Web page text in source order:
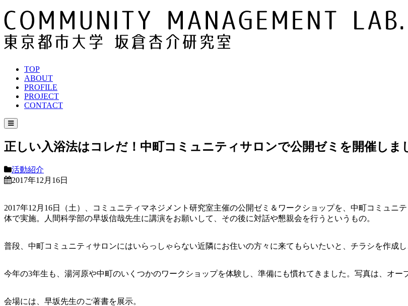
TOP
ABOUT
PROFILE
PROJECT
CONTACT
正しい入浴法はコレだ！中町コミュニティサロンで公開ゼミを開催しま
活動紹介
2017年12月16日
2017年12月16日（土）、コミュニティマネジメント研究室主催の公開ゼミ＆ワークショップを、中町コミュ
体で実施。人間科学部の早坂信哉先生に講演をお願いして、その後に対話や懇親会を行うというもの。
普段、中町コミュニティサロンにはいらっしゃらない近隣にお住いの方々に来てもらいたいと、チラシを作成
今年の3年生も、湯河原や中町のいくつかのワークショップを体験し、準備にも慣れてきました。写真は、オー
会場には、早坂先生のご著書を展示。